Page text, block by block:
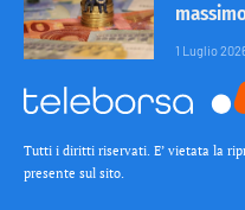
1 Luglio
Tutti i diritti riservati. E’ vietata la
presente sul sito.